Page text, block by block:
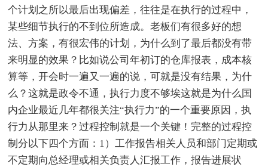
个计划之所以最后出现偏差，往往是在执行的过程中，
某些细节执行的不到位所造成。老板们有很多好的想
法、方案，有很宏伟的计划，为什么到了最后都没有带
来明显的效果？比如说公司年初订的仓库报表，成本核
算等，开会时一遍又一遍的说，可就是没有结果，为什
么？这就是政令不通，执行力度不够埃这就是为什么国
内企业最近几年都很关注“执行力”的一个重要原因，执
行力从那里来？过程控制就是一个关键！完整的过程控
制分以下四个方面：1）工作报告相关人员和部门定期或
不定期向总经理或相关负责人汇报工作，报告进展状